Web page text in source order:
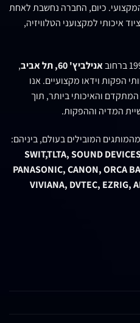
כיום, החברה נחשבת לאחת
איכותי למקצועני הטלוויזיה,
אנילביץ' 60, תל אביב
,
הפקות וידאו מקצועיים. אנו
והאיכותי ביותר, תוך
המדיה וההפקות.
המובילים בעולם, ביניהם:
SWIT,TLTA, SOUND
PANASONIC, CANON, ORCA
VIVIANA, DVTEC, EZRIG,